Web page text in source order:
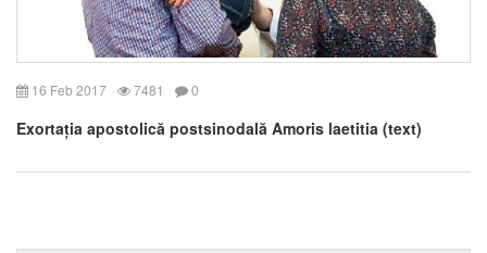
16 Feb 2017 7481 0
Exortația apostolică postsinodală Amoris laetitia (text)